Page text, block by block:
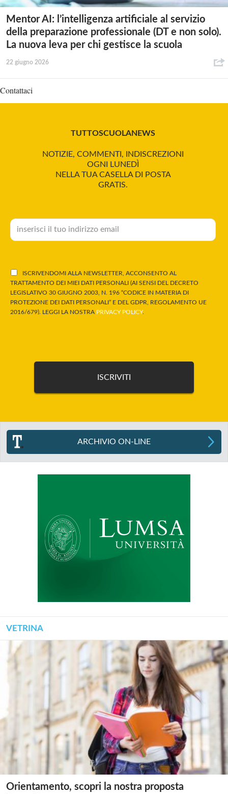
Mentor AI: l’intelligenza artificiale al servizio
della preparazione professionale (DT e non solo).
La nuova leva per chi gestisce la scuola
22 giugno 2026
Contattaci
TUTTOSCUOLANEWS
NOTIZIE, COMMENTI, INDISCREZIONI
OGNI LUNEDÌ
NELLA TUA CASELLA DI POSTA
GRATIS.
ISCRIVENDOMI ALLA NEWSLETTER, ACCONSENTO AL
TRATTAMENTO DEI MIEI DATI PERSONALI (AI SENSI DEL DECRETO
LEGISLATIVO 30 GIUGNO 2003, N. 196 “CODICE IN MATERIA DI
PROTEZIONE DEI DATI PERSONALI” E DEL GDPR, REGOLAMENTO UE
2016/679). LEGGI LA NOSTRA PRIVACY POLICY.
ARCHIVIO ON-LINE
VETRINA
Orientamento, scopri la nostra proposta